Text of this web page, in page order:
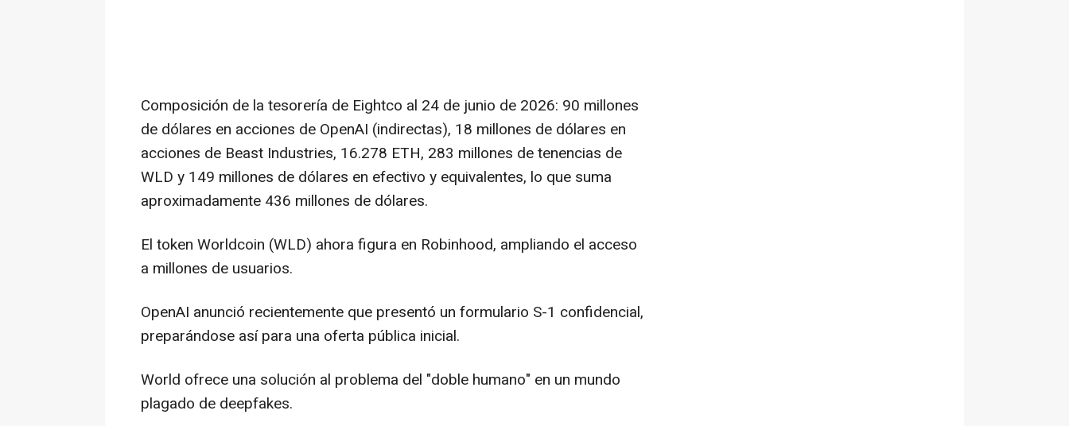
Composición de la tesorería de Eightco al 24 de junio de 2026: 90 millones
de dólares en acciones de OpenAI (indirectas), 18 millones de dólares en
acciones de Beast Industries, 16.278 ETH, 283 millones de tenencias de
WLD y 149 millones de dólares en efectivo y equivalentes, lo que suma
aproximadamente 436 millones de dólares.
El token Worldcoin (WLD) ahora figura en Robinhood, ampliando el acceso
a millones de usuarios.
OpenAI anunció recientemente que presentó un formulario S-1 confidencial,
preparándose así para una oferta pública inicial.
World ofrece una solución al problema del "doble humano" en un mundo
plagado de deepfakes.